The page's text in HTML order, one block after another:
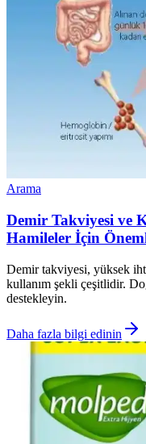
Arama
Demir Takviyesi ve
Hamileler İçin
Demir takviyesi, yüksek
kullanım şekli çeşitlidir.
destekleyin.
Daha fazla bilgi edinin